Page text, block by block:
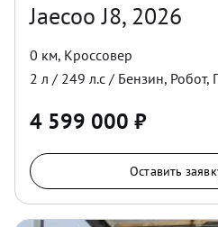
Jaecoo J8, 2026
0 км, Кроссовер
2 л / 249 л.с / Бензин, Робот,
4 599 000 ₽
Оставить